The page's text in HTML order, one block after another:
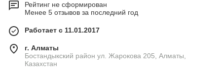
Рейтинг не сформирован
Менее 5 отзывов за последний год
Работает с 11.01.2017
г. Алматы
Бостандыкский район ул. Жарокова 205, Алматы,
Казахстан